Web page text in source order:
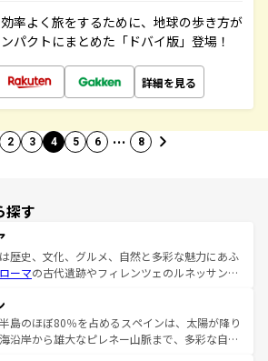
率よく旅をするために、地球の歩き方が
パクトにまとめた「ドバイ版」登場！
詳細を見る
2 3 4 5 6 … 8
探す
歴史、文化、グルメ、自然と多彩な魅力にあふ
ローマの古代遺跡やフィレンツェのルネッサンス
カーナの美しい田園風景やアマルフィ海岸の絶
然景観も見逃せない。観光の合間には、本場の
タなど、絶品のイタリア料理を堪能することも
島のほぼ80％を占めるスペインは、太陽が降り
沿岸から雄大なピレネー山脈まで、多彩な自然